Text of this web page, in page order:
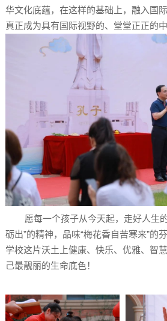
华文化底蕴，在这样的基础上，融入国
真正成为具有国际视野的、堂堂正正的中
愿每一个孩子从今天起，走好人生的
砺出”的精神，品味“梅花香自苦寒来”的
学校这片沃土上健康、快乐、优雅、智
己最靓丽的生命底色！